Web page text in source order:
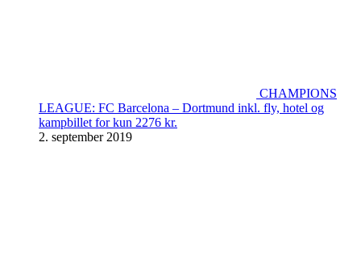
CHAMPIONS
LEAGUE: FC Barcelona – Dortmund inkl. fly, hotel og
kampbillet for kun 2276 kr.
2. september 2019